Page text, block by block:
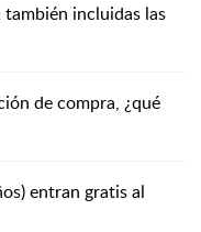
también incluidas las
de compra, ¿qué
entran gratis al